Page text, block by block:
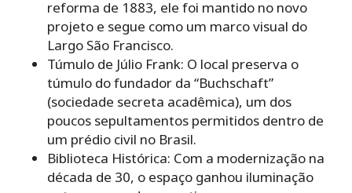
reforma de 1883, ele foi mantido no novo
projeto e segue como um marco visual do
Largo São Francisco.
Túmulo de Júlio Frank: O local preserva o
túmulo do fundador da “Buchschaft”
(sociedade secreta acadêmica), um dos
poucos sepultamentos permitidos dentro de
um prédio civil no Brasil.
Biblioteca Histórica: Com a modernização na
década de 30, o espaço ganhou iluminação